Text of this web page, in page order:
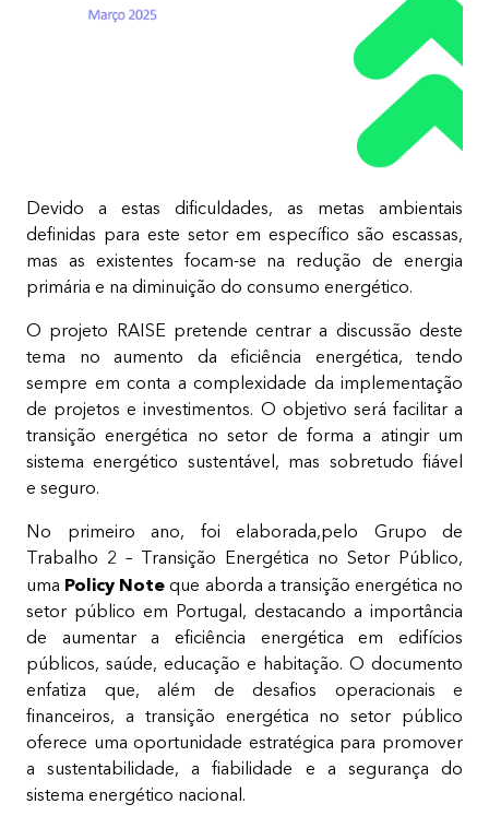
Devido a estas dificuldades, as metas ambientais
definidas para este setor em específico são escassas,
mas as existentes focam-se na redução de energia
primária e na diminuição do consumo energético.​
O projeto RAISE pretende centrar a discussão deste
tema no aumento da eficiência energética, tendo
sempre em conta a complexidade da implementação
de projetos e investimentos. O objetivo será facilitar a
transição energética no setor de forma a atingir um
sistema energético sustentável, mas sobretudo fiável
e seguro.
No primeiro ano, foi elaborada,pelo Grupo de
Trabalho 2 – Transição Energética no Setor Público,
uma Policy Noteque aborda a transição energética no
setor público em Portugal, destacando a importância
de aumentar a eficiência energética em edifícios
públicos, saúde, educação e habitação. O documento
enfatiza que, além de desafios operacionais e
financeiros, a transição energética no setor público
oferece uma oportunidade estratégica para promover
a sustentabilidade, a fiabilidade e a segurança do
sistema energético nacional.